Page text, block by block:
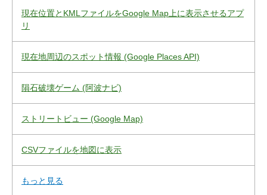
現在位置とKMLファイルをGoogle Map上に表示させるアプ
リ
現在地周辺のスポット情報 (Google Places API)
隕石破壊ゲーム (阿波ナビ)
ストリートビュー (Google Map)
CSVファイルを地図に表示
もっと見る